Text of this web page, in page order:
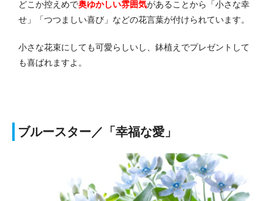
どこか控えめで奥ゆかしい雰囲気があることから「小さな幸
せ」「つつましい喜び」などの花言葉が付けられています。
小さな花束にしても可愛らしいし、鉢植えでプレゼントして
も喜ばれますよ。
ブルースター／「幸福な愛」